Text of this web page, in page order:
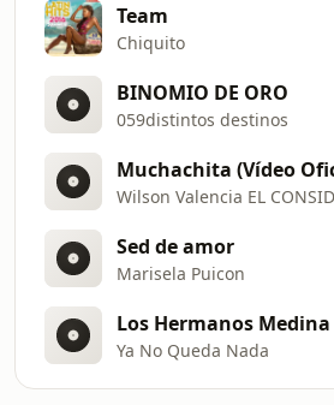
Team
Chiquito
BINOMIO DE ORO
059distintos destinos
Muchachita (Vídeo
Wilson Valencia EL
Sed de amor
Marisela Puicon
Ya No Queda Nada